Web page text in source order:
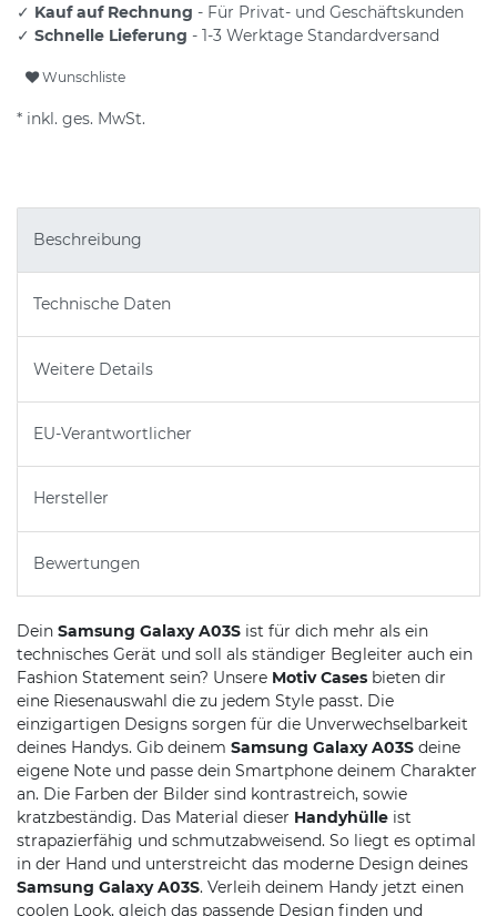
✓ Kauf auf Rechnung - Für Privat- und Geschäftskunden
✓ Schnelle Lieferung - 1-3 Werktage Standardversand
Wunschliste
* inkl. ges. MwSt.
Beschreibung
Technische Daten
Weitere Details
EU-Verantwortlicher
Hersteller
Bewertungen
Dein Samsung Galaxy A03S ist für dich mehr als ein
technisches Gerät und soll als ständiger Begleiter auch ein
Fashion Statement sein? Unsere Motiv Cases bieten dir
eine Riesenauswahl die zu jedem Style passt. Die
einzigartigen Designs sorgen für die Unverwechselbarkeit
deines Handys. Gib deinem Samsung Galaxy A03S deine
eigene Note und passe dein Smartphone deinem Charakter
an. Die Farben der Bilder sind kontrastreich, sowie
kratzbeständig. Das Material dieser Handyhülle ist
strapazierfähig und schmutzabweisend. So liegt es optimal
in der Hand und unterstreicht das moderne Design deines
Samsung Galaxy A03S. Verleih deinem Handy jetzt einen
coolen Look, gleich das passende Design finden und